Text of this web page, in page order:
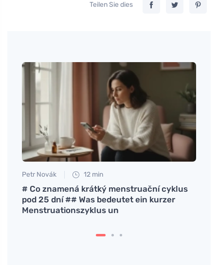
Teilen Sie dies
Petr Novák 12 min
# Co znamená krátký menstruační cyklus
pod 25 dní ## Was bedeutet ein kurzer
Menstruationszyklus un